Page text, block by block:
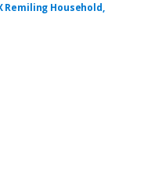
Remiling Household,